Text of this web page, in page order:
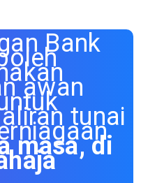
Bank
awan
tunai
masa, di